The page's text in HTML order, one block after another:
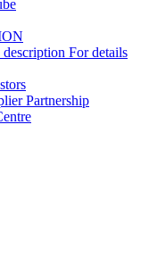
For details
Partnership